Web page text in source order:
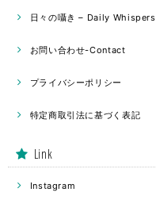
日々の囁き – Daily Whispers
お問い合わせ-Contact
プライバシーポリシー
特定商取引法に基づく表記
Link
Instagram